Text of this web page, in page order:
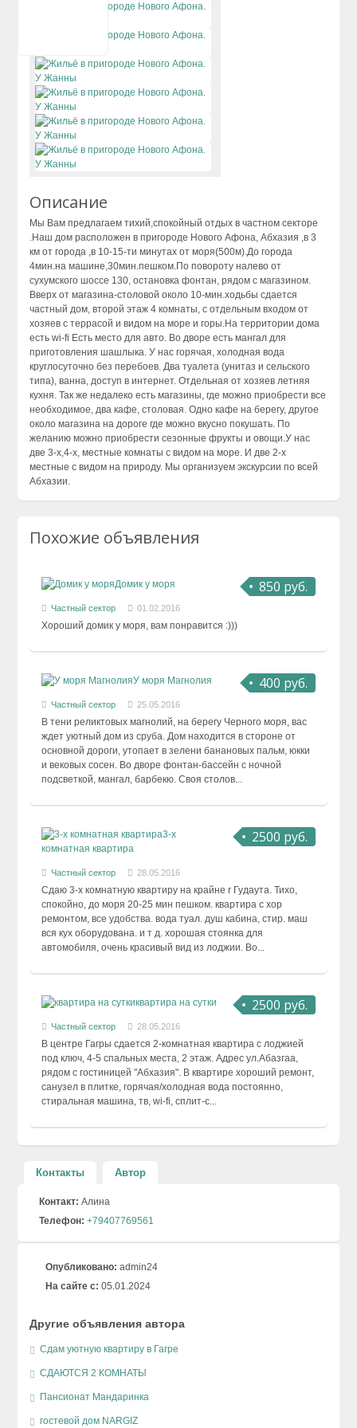
Описание
Мы Вам предлагаем тихий,спокойный отдых в частном секторе
.Наш дом расположен в пригороде Нового Афона, Абхазия ,в 3
км от города ,в 10-15-ти минутах от моря(500м).До города
4мин.на машине,30мин.пешком.По повороту налево от
сухумского шоссе 130, остановка фонтан, рядом с магазином.
Вверх от магазина-столовой около 10-мин.ходьбы сдается
частный дом, второй этаж 4 комнаты, с отдельным входом от
хозяев с террасой и видом на море и горы.На территории дома
есть wi-fi Есть место для авто. Во дворе есть мангал для
приготовления шашлыка. У нас горячая, холодная вода
круглосуточно без перебоев. Два туалета (унитаз и сельского
типа), ванна, доступ в интернет. Отдельная от хозяев летняя
кухня. Так же недалеко есть магазины, где можно приобрести все
необходимое, два кафе, столовая. Одно кафе на берегу, другое
около магазина на дороге где можно вкусно покушать. По
желанию можно приобрести сезонные фрукты и овощи.У нас
две 3-х,4-х, местные комнаты с видом на море. И две 2-х
местные с видом на природу. Мы организуем экскурсии по всей
Абхазии.
Похожие объявления
850 руб.
Домик у моря
Частный сектор 01.02.2016
Хороший домик у моря, вам понравится :)))
400 руб.
У моря Магнолия
Частный сектор 25.05.2016
В тени реликтовых магнолий, на берегу Черного моря, вас
ждет уютный дом из сруба. Дом находится в стороне от
основной дороги, утопает в зелени банановых пальм, юкки
и вековых сосен. Во дворе фонтан-бассейн с ночной
подсветкой, мангал, барбекю. Своя столов...
2500 руб.
3-х
комнатная квартира
Частный сектор 28.05.2016
Сдаю 3-х комнатную квартиру на крайне г Гудаута. Тихо,
спокойно, до моря 20-25 мин пешком. квартира с хор
ремонтом, все удобства. вода туал. душ кабина, стир. маш
вся кух оборудована. и т д. хорошая стоянка для
автомобиля, очень красивый вид из лоджии. Во...
2500 руб.
квартира на сутки
Частный сектор 28.05.2016
В центре Гагры сдается 2-комнатная квартира с лоджией
под ключ, 4-5 спальных места, 2 этаж. Адрес ул.Абазгаа,
рядом с гостиницей "Абхазия". В квартире хороший ремонт,
санузел в плитке, горячая/холодная вода постоянно,
стиральная машина, тв, wi-fi, сплит-с...
Контакты Автор
Контакт: Алина
Телефон: +79407769561
Опубликовано: admin24
На сайте с: 05.01.2024
Другие объявления автора
Сдам уютную квартиру в Гагре
СДАЮТСЯ 2 КОМНАТЫ
Пансионат Мандаринка
гостевой дом NARGIZ